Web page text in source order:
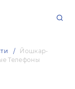
Йошкар-
Телефоны